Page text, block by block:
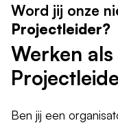
Word jij onze
Projectleider?
Werken
Ben jij een